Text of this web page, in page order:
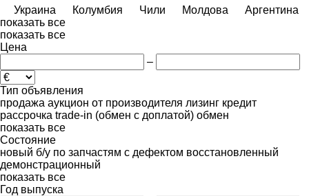
Украина
Колумбия Чили Молдова
Аргентина
показать все
показать все
Цена
–
Тип объявления
продажа аукцион от производителя лизинг кредит
рассрочка trade-in (обмен с доплатой) обмен
показать все
Состояние
новый б/у по запчастям с дефектом восстановленный
демонстрационный
показать все
Год выпуска